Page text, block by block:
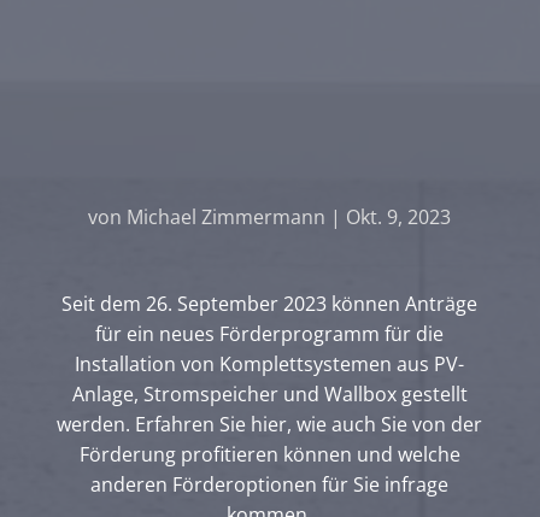
von Michael Zimmermann | Okt. 9, 2023
Seit dem 26. September 2023 können Anträge
für ein neues Förderprogramm für die
Installation von Komplettsystemen aus PV-
Anlage, Stromspeicher und Wallbox gestellt
werden. Erfahren Sie hier, wie auch Sie von der
Förderung profitieren können und welche
anderen Förderoptionen für Sie infrage